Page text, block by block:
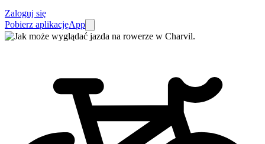
Zaloguj się
Pobierz aplikacjęApp